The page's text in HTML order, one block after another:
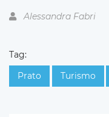
Alessandra Fabri
Tag:
Prato
Turismo